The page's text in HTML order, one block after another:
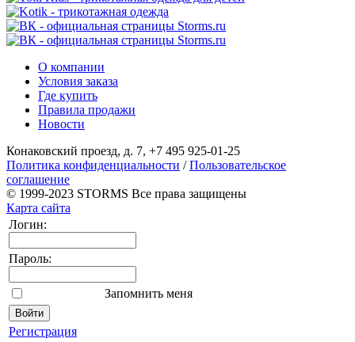
О компании
Условия заказа
Где купить
Правила продажи
Новости
Конаковский проезд, д. 7, +7 495 925-01-25
Политика конфиденциальности /Пользовательское
соглашение
© 1999-2023 STORMS Все права защищены
Карта сайта
Логин:
Пароль:
Запомнить меня
Регистрация